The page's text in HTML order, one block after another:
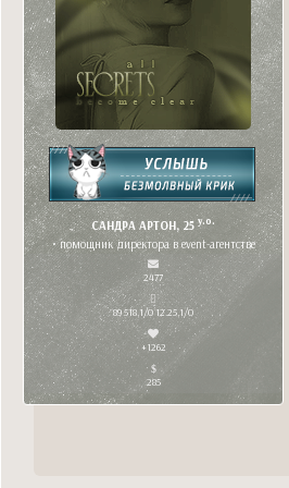
САНДРА АРТОН, 25 y.o.
• помощник директора в event-агентстве
2477
89 518,1/0 12.25,1/0
+1262
285